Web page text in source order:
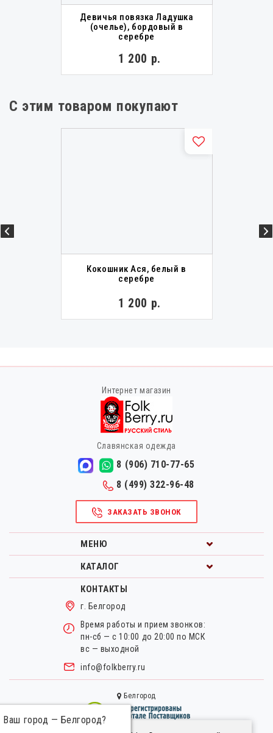
Девичья повязка Ладушка
(очелье), бордовый в
серебре
1 200 р.
С этим товаром покупают
Кокошник Ася, белый в
серебре
1 200 р.
Интернет магазин
Славянская одежда
8 (906) 710-77-65
8 (499) 322-96-48
ЗАКАЗАТЬ ЗВОНОК
МЕНЮ
КАТАЛОГ
КОНТАКТЫ
г. Белгород
Время работы и прием звонков:
пн-сб — с 10:00 до 20:00 по МСК
вс — выходной
info@folkberry.ru
Белгород
Ваш город — Белгород?